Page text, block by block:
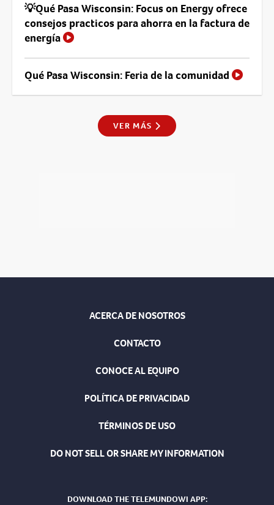
💡Qué Pasa Wisconsin: Focus on Energy ofrece
consejos practicos para ahorra en la factura de
energía
Qué Pasa Wisconsin: Feria de la comunidad
VER MÁS
ACERCA DE NOSOTROS
CONTACTO
CONOCE AL EQUIPO
POLÍTICA DE PRIVACIDAD
TÉRMINOS DE USO
DO NOT SELL OR SHARE MY INFORMATION
DOWNLOAD THE TELEMUNDOWI APP: